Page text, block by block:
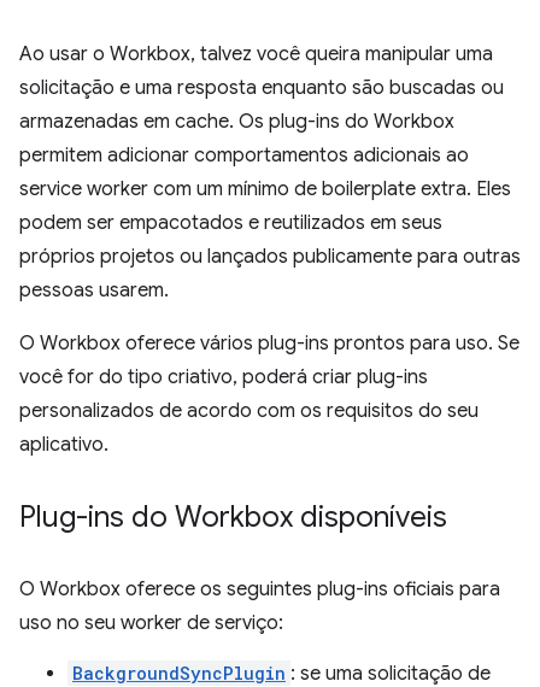
Ao usar o Workbox, talvez você queira manipular uma
solicitação e uma resposta enquanto são buscadas ou
armazenadas em cache. Os plug-ins do Workbox
permitem adicionar comportamentos adicionais ao
service worker com um mínimo de boilerplate extra. Eles
podem ser empacotados e reutilizados em seus
próprios projetos ou lançados publicamente para outras
pessoas usarem.
O Workbox oferece vários plug-ins prontos para uso. Se
você for do tipo criativo, poderá criar plug-ins
personalizados de acordo com os requisitos do seu
aplicativo.
Plug-ins do Workbox disponíveis
O Workbox oferece os seguintes plug-ins oficiais para
uso no seu worker de serviço:
BackgroundSyncPlugin : se uma solicitação de